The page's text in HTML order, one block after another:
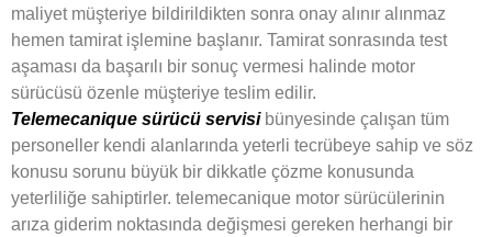
maliyet müşteriye bildirildikten sonra onay alınır alınmaz
hemen tamirat işlemine başlanır. Tamirat sonrasında test
aşaması da başarılı bir sonuç vermesi halinde motor
sürücüsü özenle müşteriye teslim edilir.
Telemecanique sürücü servisibünyesinde çalışan tüm
personeller kendi alanlarında yeterli tecrübeye sahip ve söz
konusu sorunu büyük bir dikkatle çözme konusunda
yeterliliğe sahiptirler. telemecanique motor sürücülerinin
arıza giderim noktasında değişmesi gereken herhangi bir